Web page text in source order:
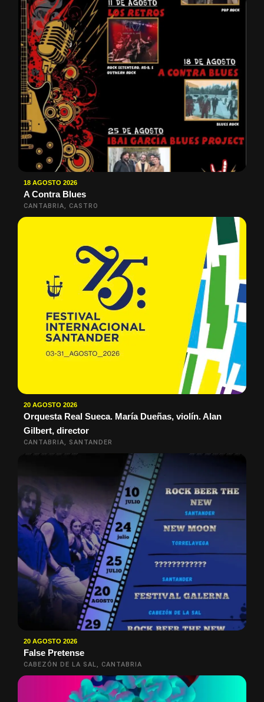
18 AGOSTO 2026
A Contra Blues
CANTABRIA, CASTRO
20 AGOSTO 2026
Orquesta Real Sueca. María Dueñas, violín. Alan
Gilbert, director
CANTABRIA, SANTANDER
20 AGOSTO 2026
False Pretense
CABEZÓN DE LA SAL, CANTABRIA